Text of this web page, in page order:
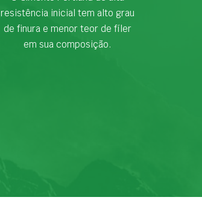
resistência inicial tem alto grau
de finura e menor teor de fíler
em sua composição.